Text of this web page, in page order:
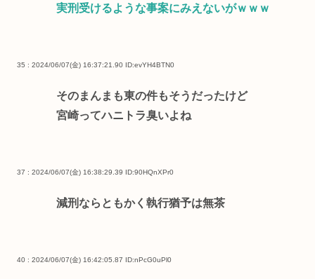
実刑受けるような事案にみえないがｗｗｗ
35 : 2024/06/07(金) 16:37:21.90 ID:evYH4BTN0
そのまんまも東の件もそうだったけど
宮崎ってハニトラ臭いよね
37 : 2024/06/07(金) 16:38:29.39 ID:90HQnXPr0
減刑ならともかく執行猶予は無茶
40 : 2024/06/07(金) 16:42:05.87 ID:nPcG0uPl0